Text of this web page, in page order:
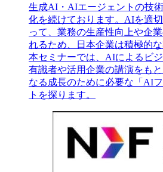
生成AI・AIエージェントの技
化を続けております。AIを適
って、業務の生産性向上や企
れるため、日本企業は積極的
本セミナーでは、AIによるビ
有識者や活用企業の講演をも
なる成長のために必要な「AI
トを探ります。